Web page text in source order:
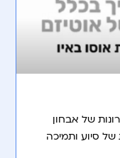
של אבחון
סיוע ותמיכה